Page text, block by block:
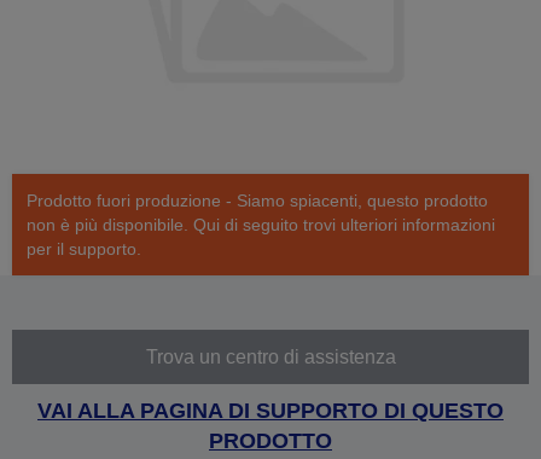
Prodotto fuori produzione - Siamo spiacenti, questo prodotto
non è più disponibile. Qui di seguito trovi ulteriori informazioni
per il supporto.
Trova un centro di assistenza
VAI ALLA PAGINA DI SUPPORTO DI QUESTO
PRODOTTO